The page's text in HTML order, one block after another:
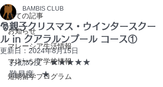
全ての記事
お知らせ
マレーシア生活情報
マレーシア学校情報
短期留学プログラム
🎅親子クリスマス・ウインタースクー
ル in クアラルンプール コース①
BAMBIS CLUB
更新日： 2024年8月15日
お勧め度　★★★★★
難易度　★